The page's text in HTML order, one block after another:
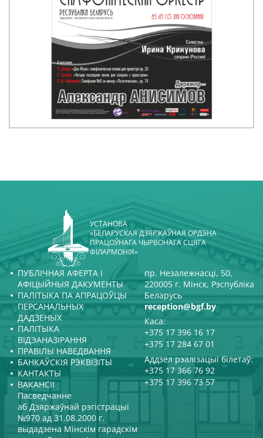
УСТАНОВА
«БЕЛАРУСКАЯ ДЗЯРЖАЎНАЯ ОРДЭНА
ПРАЦОЎНАГА ЧЫРВОНАГА СЦЯГА
ФІЛАРМОНІЯ»
ПУБЛІЧНАЯ АФЕРТА І
АФІЦЫЙНЫЯ ДАКУМЕНТЫ
ПАЛІТЫКА ПА АПРАЦОЎЦЫ
ПЕРСАНАЛЬНЫХ
ДАДЗЕНЫХ
ПАЛІТЫКА
ВІДЭАНАЗІРАННЯ
ПРАВІЛЫ НАВЕДВАННЯ
БАНКАЎСКІЯ РЭКВІЗІТЫ
КАНТАКТЫ
ВАКАНСІІ
пр. Незалежнасці, 50,
220005 г. Мінск, Рэспубліка
Беларусь
reception@bgf.by
Каса:
+375 17 396 16 17
+375 17 284 67 01
Аддзел рэалізацыі білетаў:
+375 17 366 76 92
+375 17 396 73 57
Пасведчанне
аб Дзяржаўнай рэгістрацыі
№970 ад 31.08.2000 г.
выдадзена Мінскім гарадскім